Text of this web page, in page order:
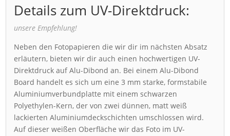
Details zum UV-Direktdruck:
unsere Empfehlung!
Neben den Fotopapieren die wir dir im nächsten Absatz
erläutern, bieten wir dir auch einen hochwertigen UV-
Direktdruck auf Alu-Dibond an. Bei einem Alu-Dibond
Board handelt es sich um eine 3 mm starke, formstabile
Aluminiumverbundplatte mit einem schwarzen
Polyethylen-Kern, der von zwei dünnen, matt weiß
lackierten Aluminiumdeckschichten umschlossen wird.
Auf dieser weißen Oberfläche wir das Foto im UV-